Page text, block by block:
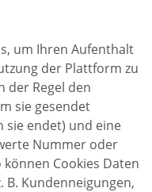
um Ihren Aufenthalt
der Plattform zu
der Regel den
sie gesendet
sie endet) und eine
Nummer oder
Cookies Daten
B. Kundenneigungen,